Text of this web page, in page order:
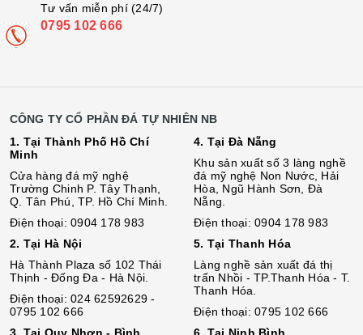
Tư vấn miễn phí (24/7)
0795 102 666
CÔNG TY CỔ PHẦN ĐÁ TỰ NHIÊN NB
1. Tại Thành Phố Hồ Chí
Minh
Cửa hàng đá mỹ nghệ
Trường Chinh P. Tây Thạnh,
Q. Tân Phú, TP. Hồ Chí Minh.
Điện thoại: 0904 178 983
2. Tại Hà Nội
Hà Thành Plaza số 102 Thái
Thịnh - Đống Đa - Hà Nội.
Điện thoại: 024 62592629 -
0795 102 666
3. Tại Quy Nhơn - Bình
4. Tại Đà Nẵng
Khu sản xuất số 3 làng nghề
đá mỹ nghệ Non Nước, Hải
Hòa, Ngũ Hành Sơn, Đà
Nẵng.
Điện thoại: 0904 178 983
5. Tại Thanh Hóa
Làng nghề sản xuất đá thị
trấn Nhồi - TP.Thanh Hóa - T.
Thanh Hóa.
Điện thoại: 0795 102 666
6. Tại Ninh Bình